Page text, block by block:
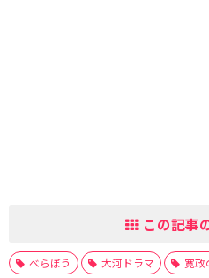
この記事
べらぼう 大河ドラマ 寛政